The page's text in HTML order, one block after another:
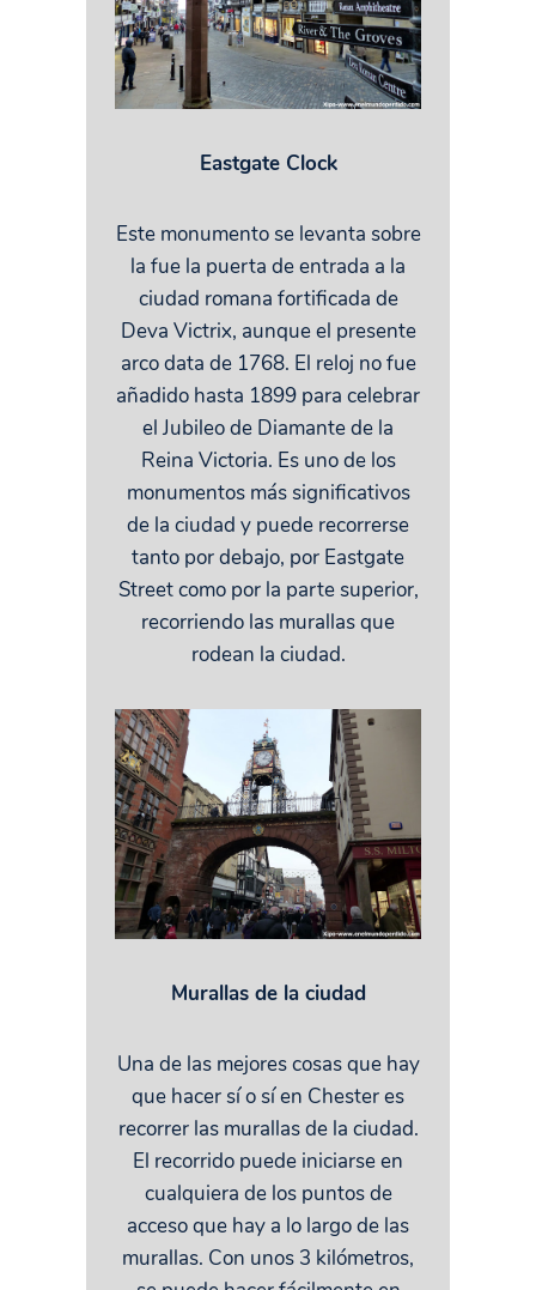
Eastgate Clock
Este monumento se levanta sobre
la fue la puerta de entrada a la
ciudad romana fortificada de
Deva Victrix, aunque el presente
arco data de 1768. El reloj no fue
añadido hasta 1899 para celebrar
el Jubileo de Diamante de la
Reina Victoria. Es uno de los
monumentos más significativos
de la ciudad y puede recorrerse
tanto por debajo, por Eastgate
Street como por la parte superior,
recorriendo las murallas que
rodean la ciudad.
Murallas de la ciudad
Una de las mejores cosas que hay
que hacer sí o sí en Chester es
recorrer las murallas de la ciudad.
El recorrido puede iniciarse en
cualquiera de los puntos de
acceso que hay a lo largo de las
murallas. Con unos 3 kilómetros,